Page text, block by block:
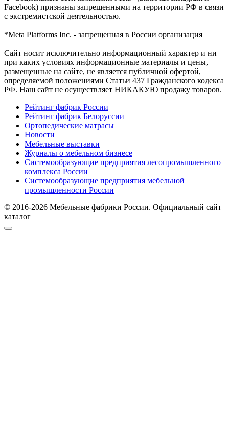
Facebook) признаны запрещенными на территории РФ в связи
с экстремистской деятельностью.
*Meta Platforms Inc. - запрещенная в России организация
Cайт носит исключительно информационный характер и ни
при каких условиях информационные материалы и цены,
размещенные на сайте, не является публичной офертой,
определяемой положениями Статьи 437 Гражданского кодекса
РФ. Наш сайт не осуществляет НИКАКУЮ продажу товаров.
Рейтинг фабрик России
Рейтинг фабрик Белоруссии
Ортопедические матрасы
Новости
Мебельные выставки
Журналы о мебельном бизнесе
Системообразующие предприятия лесопромышленного
комплекса России
Системообразующие предприятия мебельной
промышленности России
© 2016-2026 Мебельные фабрики России. Официальный сайт
каталог